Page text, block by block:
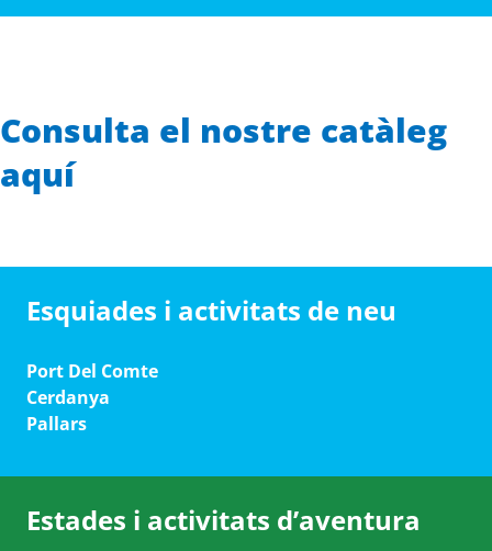
Consulta el nostre catàleg
aquí
Esquiades i activitats de neu
Port Del Comte
Cerdanya
Pallars
Estades i activitats d’aventura